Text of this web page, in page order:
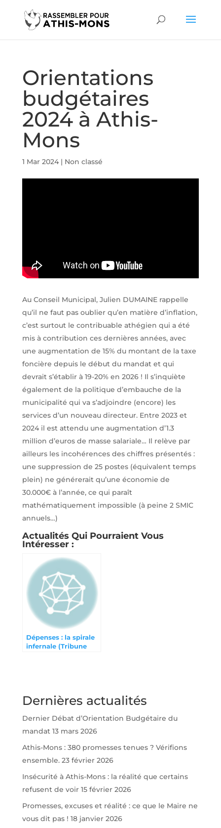
Orientations
budgétaires
2024 à Athis-
Mons
1 Mar 2024| Non classé
Au Conseil Municipal, Julien DUMAINE rappelle
qu’il ne faut pas oublier qu’en matière d’inflation,
c’est surtout le contribuable athégien qui a été
mis à contribution ces dernières années, avec
une augmentation de 15% du montant de la taxe
foncière depuis le début du mandat et qui
devrait s’établir à 19-20% en 2026 ! Il s’inquiète
également de la politique d’embauche de la
municipalité qui va s’adjoindre (encore) les
services d’un nouveau directeur. Entre 2023 et
2024 il est attendu une augmentation d’1.3
million d’euros de masse salariale… Il relève par
ailleurs les incohérences des chiffres présentés :
une suppression de 25 postes (équivalent temps
plein) ne générerait qu’une économie de
30.000€ à l’année, ce qui paraît
mathématiquement impossible (à peine 2 SMIC
annuels…)
Actualités Qui Pourraient Vous
Intéresser :
Dépenses : la spirale
infernale (Tribune
Dernières actualités
Dernier Débat d’Orientation Budgétaire du
mandat 13 mars 2026
Athis-Mons : 380 promesses tenues ? Vérifions
ensemble. 23 février 2026
Insécurité à Athis-Mons : la réalité que certains
refusent de voir 15 février 2026
Promesses, excuses et réalité : ce que le Maire ne
vous dit pas ! 18 janvier 2026